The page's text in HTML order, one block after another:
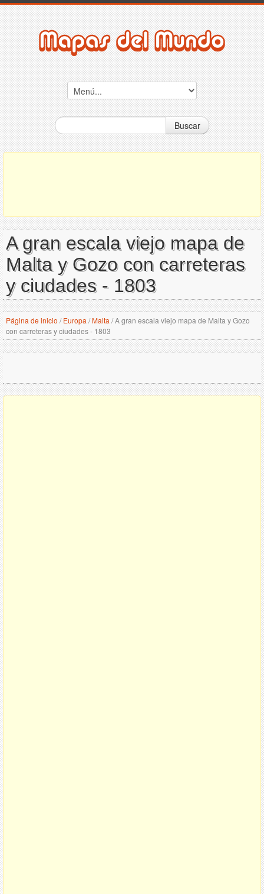
Buscar
A gran escala viejo mapa de
Malta y Gozo con carreteras
y ciudades - 1803
Página de inicio / Europa /Malta /A gran escala viejo mapa de Malta y Gozo
con carreteras y ciudades - 1803